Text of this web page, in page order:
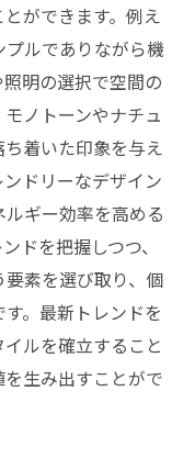
ができます。例え
ルでありながら機
明の選択で空間の
ノトーンやナチュ
着いた印象を与え
ドリーなデザイン
ギー効率を高める
ドを把握しつつ、
素を選び取り、個
。最新トレンドを
ルを確立すること
生み出すことがで